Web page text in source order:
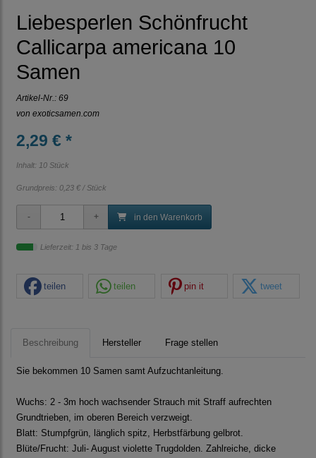
Liebesperlen Schönfrucht
Callicarpa americana 10
Samen
Artikel-Nr.: 69
von exoticsamen.com
2,29 € *
Inhalt: 10 Stück
Grundpreis: 0,23 € / Stück
in den Warenkorb
Lieferzeit: 1 bis 3 Tage
teilen teilen pin it tweet
Beschreibung Hersteller Frage stellen
Sie bekommen 10 Samen samt Aufzuchtanleitung.
Wuchs: 2 - 3m hoch wachsender Strauch mit Straff aufrechten
Grundtrieben, im oberen Bereich verzweigt.
Blatt: Stumpfgrün, länglich spitz, Herbstfärbung gelbrot.
Blüte/Frucht: Juli- August violette Trugdolden. Zahlreiche, dicke